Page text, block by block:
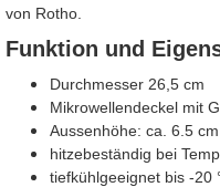
von Rotho.
Funktion und
Durchmesser 26,5 cm
Mikrowellendeckel mit
Aussenhöhe: ca. 6.5 cm
hitzebeständig bei
tiefkühlgeeignet bis -20